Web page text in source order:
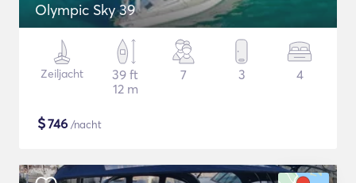
Olympic Sky 39
Zeiljacht
39 ft
12 m
7 3 4
$746 /nacht